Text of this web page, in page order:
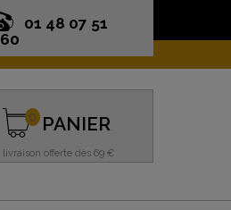
01 48 07 51
60
PANIER
livraison offerte dès 69 €
0